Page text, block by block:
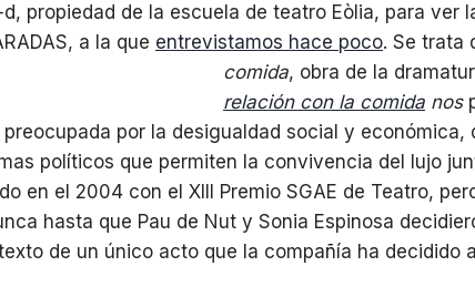
propiedad de la escuela de teatro Eòlia, para ver
a la que entrevistamos hace poco. Se trata
comida, obra de la
relación con la comida nos
por la desigualdad social y económica,
políticos que permiten la convivencia del lujo
en el 2004 con el XIII Premio SGAE de Teatro,
hasta que Pau de Nut y Sonia Espinosa
de un único acto que la compañía ha decidido